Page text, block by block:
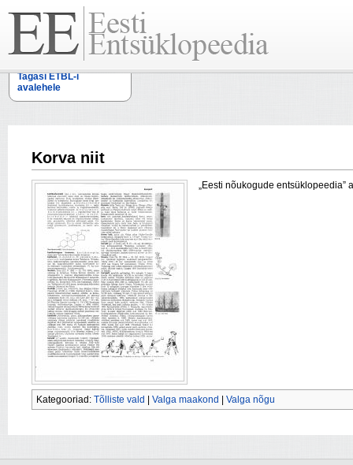
Tagasi ETBL-i
avalehele
Korva niit
„Eesti nõukogude entsüklopeedia”
Kategooriad: Tõlliste vald Valga maakond Valga nõgu